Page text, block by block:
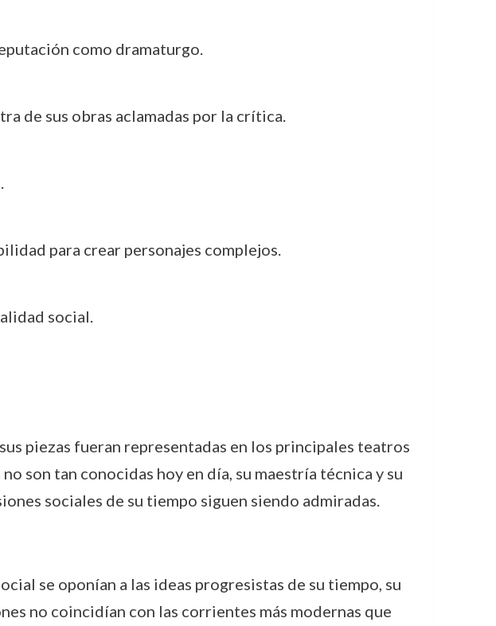
como dramaturgo.
de sus obras aclamadas por la crítica.
para crear personajes complejos.
social.
piezas fueran representadas en los principales teatros
son tan conocidas hoy en día, su maestría técnica y su
sociales de su tiempo siguen siendo admiradas.
se oponían a las ideas progresistas de su tiempo, su
no coincidían con las corrientes más modernas que